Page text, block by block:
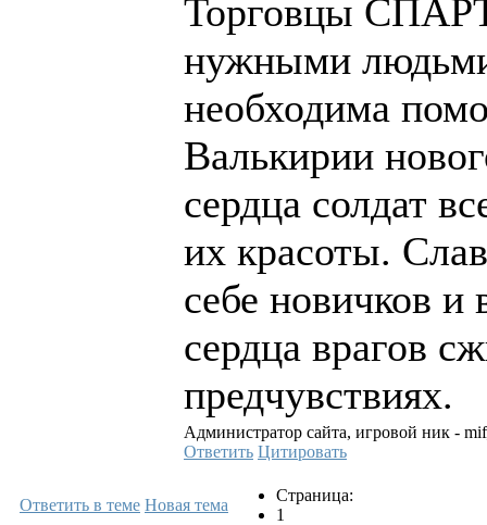
Торговцы
нужными
необходима
Валькирии
сердца солдат
их красоты.
себе новичков
сердца врагов
предчувствиях.
Администратор сайта, игровой ник -
Ответить Цитировать
Ответить в теме Новая тема
Страница:
1